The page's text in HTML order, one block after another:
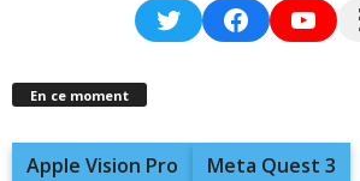
TwitterFacebook
En ce moment
Apple Vision Pro
Meta Quest 3